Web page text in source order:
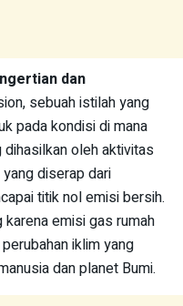
dan
sebuah istilah yang
pada kondisi di mana
dihasilkan oleh aktivitas
diserap dari
titik nol emisi bersih.
emisi gas rumah
iklim yang
dan planet Bumi.